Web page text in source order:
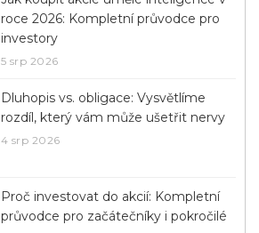
roce 2026: Kompletní průvodce pro
investory
5 srp 2026
Dluhopis vs. obligace: Vysvětlíme
rozdíl, který vám může ušetřit nervy
4 srp 2026
Proč investovat do akcií: Kompletní
průvodce pro začátečníky i pokročilé